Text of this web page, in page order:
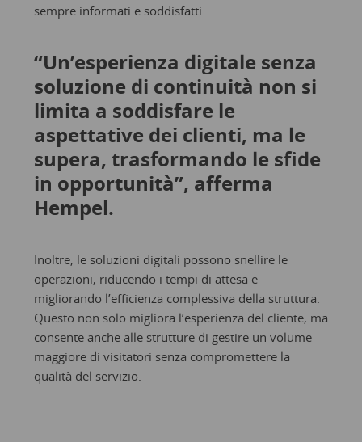
sempre informati e soddisfatti.
“Un’esperienza digitale senza
soluzione di continuità non si
limita a soddisfare le
aspettative dei clienti, ma le
supera, trasformando le sfide
in opportunità”, afferma
Hempel.
Inoltre, le soluzioni digitali possono snellire le
operazioni, riducendo i tempi di attesa e
migliorando l’efficienza complessiva della struttura.
Questo non solo migliora l’esperienza del cliente, ma
consente anche alle strutture di gestire un volume
maggiore di visitatori senza compromettere la
qualità del servizio.